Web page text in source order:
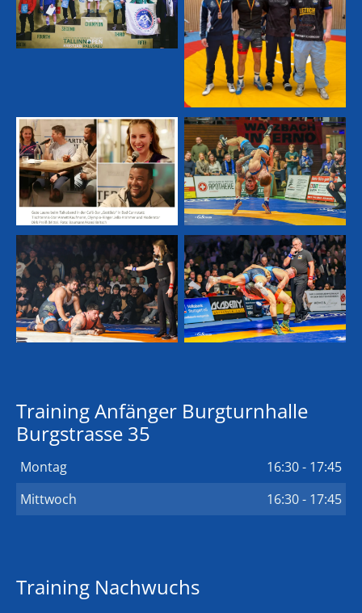
Training Anfänger Burgturnhalle
Burgstrasse 35
Montag
16:30 - 17:45
Mittwoch
16:30 - 17:45
Training Nachwuchs